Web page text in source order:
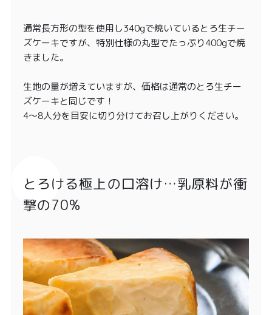
通常長方形の型を使用し340gで焼いているとろ生チー
ズケーキですが、特別仕様の丸型でたっぷり400gで焼
きました。
生地の量が増えていますが、価格は通常のとろ生チー
ズケーキと同じです！
4〜8人分を目安に切り分けてお召し上がりください。
とろける極上の口溶け…乳原料が衝
撃の70%